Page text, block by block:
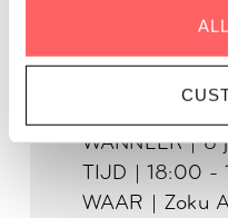
WANNEER |
TIJD | 18:00 -
WAAR | Zoku